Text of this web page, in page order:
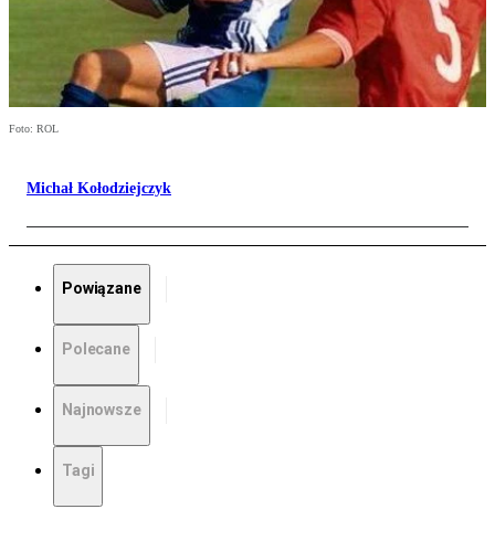
Foto: ROL
Michał Kołodziejczyk
Powiązane
Polecane
Najnowsze
Tagi